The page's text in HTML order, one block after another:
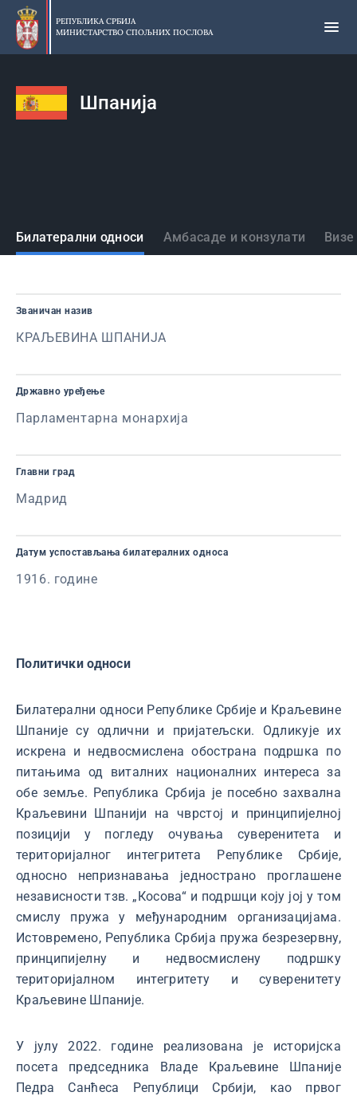
Прескочи
главни
део
РЕПУБЛИКА СРБИЈА
МИНИСТАРСТВО СПОЉНИХ ПОСЛОВА
Шпанија
Државе
Билатерални односи Амбасаде и конзулати
Званичан назив
КРАЉЕВИНА ШПАНИЈА
Државно уређење
Парламентарна монархија
Главни град
Мадрид
Датум успостављања билатералних односа
1916. године
Политички односи
Билатерални односи Републике Србије и Краљевине
Шпаније су одлични и пријатељски. Одликује их
искрена и недвосмислена обострана подршка по
питањима од виталних националних интереса за
обе земље. Република Србија је посебно захвална
Краљевини Шпанији на чврстој и принципијелној
позицији у погледу очувања суверенитета и
територијалног интегритета Републике Србије,
односно непризнавања једнострано проглашене
независности тзв. „Косова“ и подршци коју јој у том
смислу пружа у међународним организацијама.
Истовремено, Република Србија пружа безрезервну,
принципијелну и недвосмислену подршку
територијалном интегритету и суверенитету
Краљевине Шпаније.
У јулу 2022. године реализована је историјска
посета председника Владе Краљевине Шпаније
Педра Санћеса Републици Србији, као првог